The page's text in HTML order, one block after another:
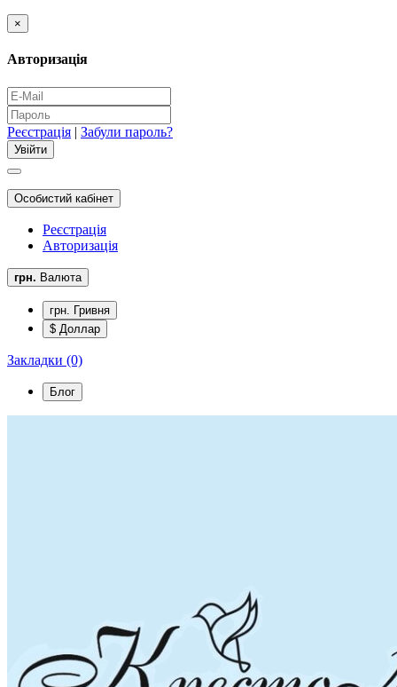
×
Авторизація
Реєстрація | Забули пароль?
Особистий кабінет
Реєстрація
Авторизація
грн. Валюта
грн. Гривня
$ Доллар
Закладки (0)
Блог